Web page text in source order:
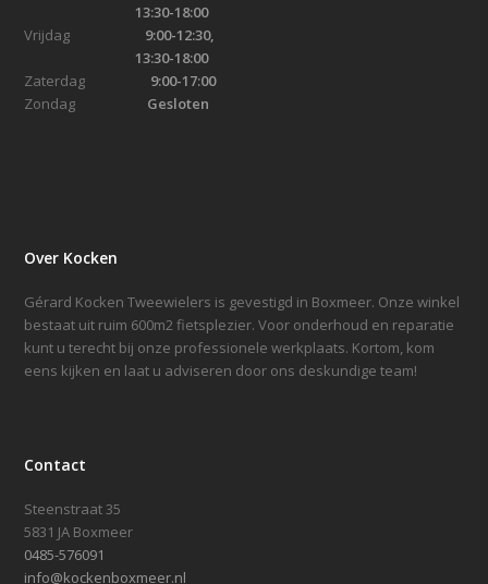
13:30-18:00
Vrijdag 9:00-12:30,
13:30-18:00
Zaterdag 9:00-17:00
Zondag Gesloten
Over Kocken
Gérard Kocken Tweewielers is gevestigd in Boxmeer. Onze winkel
bestaat uit ruim 600m2 fietsplezier. Voor onderhoud en reparatie
kunt u terecht bij onze professionele werkplaats. Kortom, kom
eens kijken en laat u adviseren door ons deskundige team!
Contact
Steenstraat 35
5831 JA Boxmeer
0485-576091
info@kockenboxmeer.nl